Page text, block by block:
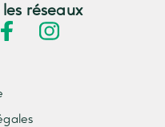
réseaux